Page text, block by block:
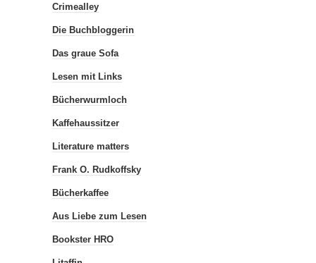
Crimealley
Die Buchbloggerin
Das graue Sofa
Lesen mit Links
Bücherwurmloch
Kaffehaussitzer
Literature matters
Frank O. Rudkoffsky
Bücherkaffee
Aus Liebe zum Lesen
Bookster HRO